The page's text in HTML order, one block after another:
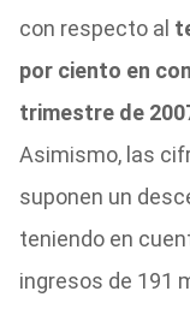
con respecto al
por ciento en
trimestre de
Asimismo, las
suponen un
teniendo en
ingresos de 191